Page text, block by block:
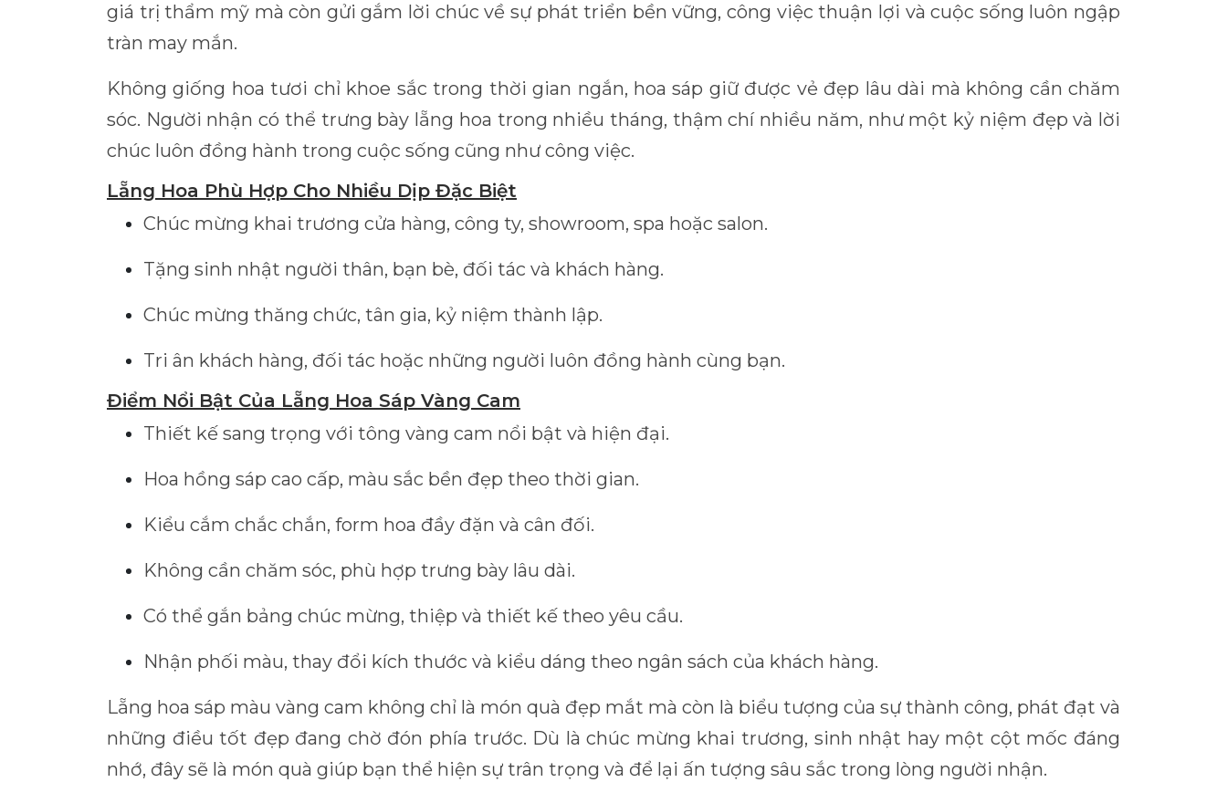
giá trị thẩm mỹ mà còn gửi gắm lời chúc về sự phát triển bền vững, công việc thuận lợi và cuộc sống luôn ngập
tràn may mắn.
Không giống hoa tươi chỉ khoe sắc trong thời gian ngắn, hoa sáp giữ được vẻ đẹp lâu dài mà không cần chăm
sóc. Người nhận có thể trưng bày lẵng hoa trong nhiều tháng, thậm chí nhiều năm, như một kỷ niệm đẹp và lời
chúc luôn đồng hành trong cuộc sống cũng như công việc.
Lẵng Hoa Phù Hợp Cho Nhiều Dịp Đặc Biệt
Chúc mừng khai trương cửa hàng, công ty, showroom, spa hoặc salon.
Tặng sinh nhật người thân, bạn bè, đối tác và khách hàng.
Chúc mừng thăng chức, tân gia, kỷ niệm thành lập.
Tri ân khách hàng, đối tác hoặc những người luôn đồng hành cùng bạn.
Điểm Nổi Bật Của Lẵng Hoa Sáp Vàng Cam
Thiết kế sang trọng với tông vàng cam nổi bật và hiện đại.
Hoa hồng sáp cao cấp, màu sắc bền đẹp theo thời gian.
Kiểu cắm chắc chắn, form hoa đầy đặn và cân đối.
Không cần chăm sóc, phù hợp trưng bày lâu dài.
Có thể gắn bảng chúc mừng, thiệp và thiết kế theo yêu cầu.
Nhận phối màu, thay đổi kích thước và kiểu dáng theo ngân sách của khách hàng.
Lẵng hoa sáp màu vàng cam không chỉ là món quà đẹp mắt mà còn là biểu tượng của sự thành công, phát đạt và
những điều tốt đẹp đang chờ đón phía trước. Dù là chúc mừng khai trương, sinh nhật hay một cột mốc đáng
nhớ, đây sẽ là món quà giúp bạn thể hiện sự trân trọng và để lại ấn tượng sâu sắc trong lòng người nhận.